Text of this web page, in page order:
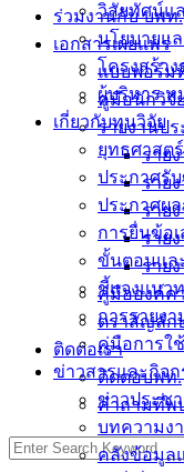
วิสัยทัศน์แ
นโยบายแ
โครงสร้า
ผู้บริหาร ห
เกี่ยวกับทุนวิจัย
ยุทธศาสต
ประกาศรั
ประกาศผ
การยื่นข้อ
ขั้นตอนแล
ชี้แจงแนว
การรายง
คู่มือการใ
ข่าวสารและกิจก
ข่าวประช
บทความง
คลังข้อมูล
ร่วมงานกับ บพท.
เอกสารเผยแพร่
แบบฟอร์ม
คู่มือนักวิจั
รายงานปร
ราย
ราย
ราย
ราย
ราย
คู่มือองค์ค
ตราสัญลัก
ติดต่อเรา
ติดต่อบพท.
คำถามที่พ